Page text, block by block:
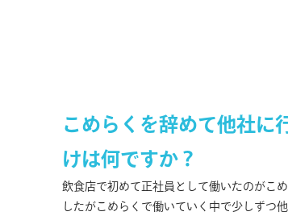
こめらくを辞めて他社に
けは何ですか？
飲食店で初めて正社員として働いたのがこ
したがこめらくで働いていく中で少しずつ